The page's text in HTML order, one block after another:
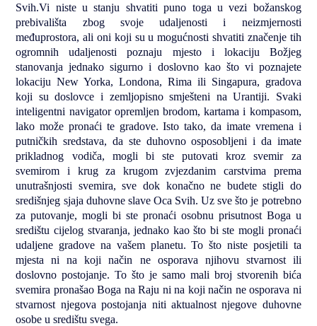
Svih.Vi niste u stanju shvatiti puno toga u vezi božanskog
prebivališta zbog svoje udaljenosti i neizmjernosti
međuprostora, ali oni koji su u mogućnosti shvatiti značenje tih
ogromnih udaljenosti poznaju mjesto i lokaciju Božjeg
stanovanja jednako sigurno i doslovno kao što vi poznajete
lokaciju New Yorka, Londona, Rima ili Singapura, gradova
koji su doslovce i zemljopisno smješteni na Urantiji. Svaki
inteligentni navigator opremljen brodom, kartama i kompasom,
lako može pronaći te gradove. Isto tako, da imate vremena i
putničkih sredstava, da ste duhovno osposobljeni i da imate
prikladnog vodiča, mogli bi ste putovati kroz svemir za
svemirom i krug za krugom zvjezdanim carstvima prema
unutrašnjosti svemira, sve dok konačno ne budete stigli do
središnjeg sjaja duhovne slave Oca Svih. Uz sve što je potrebno
za putovanje, mogli bi ste pronaći osobnu prisutnost Boga u
središtu cijelog stvaranja, jednako kao što bi ste mogli pronaći
udaljene gradove na vašem planetu. To što niste posjetili ta
mjesta ni na koji način ne osporava njihovu stvarnost ili
doslovno postojanje. To što je samo mali broj stvorenih bića
svemira pronašao Boga na Raju ni na koji način ne osporava ni
stvarnost njegova postojanja niti aktualnost njegove duhovne
osobe u središtu svega.